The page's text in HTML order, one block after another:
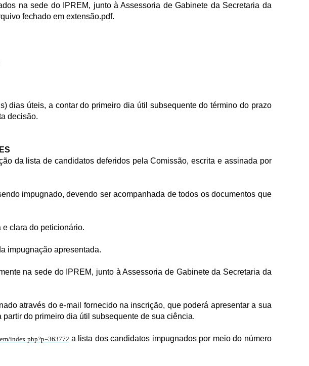
na sede do IPREM, junto à Assessoria de Gabinete da Secretaria da
fechado em extensão.pdf.
dias úteis, a contar do primeiro dia útil subsequente do término do prazo
decisão.
da lista de candidatos deferidos pela Comissão, escrita e assinada por
impugnado, devendo ser acompanhada de todos os documentos que
clara do peticionário.
impugnação apresentada.
na sede do IPREM, junto à Assessoria de Gabinete da Secretaria da
através do e-mail fornecido na inscrição, que poderá apresentar a sua
do primeiro dia útil subsequente de sua ciência.
index.php?p=363772 a lista dos candidatos impugnados por meio do número